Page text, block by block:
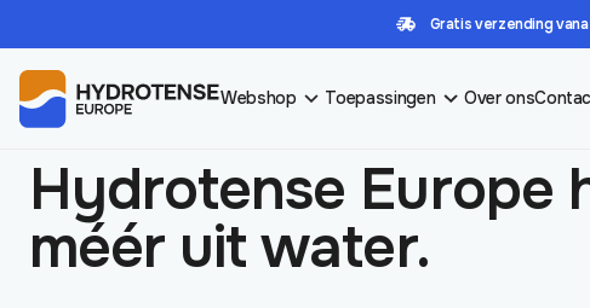
Gratis verzending
Webshop Toepassingen Over ons
Hydrotense Europe
méér uit water.